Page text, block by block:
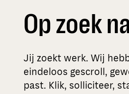
Op zoek
Jij zoekt werk. Wij
eindeloos gescroll,
past. Klik, solliciteer,